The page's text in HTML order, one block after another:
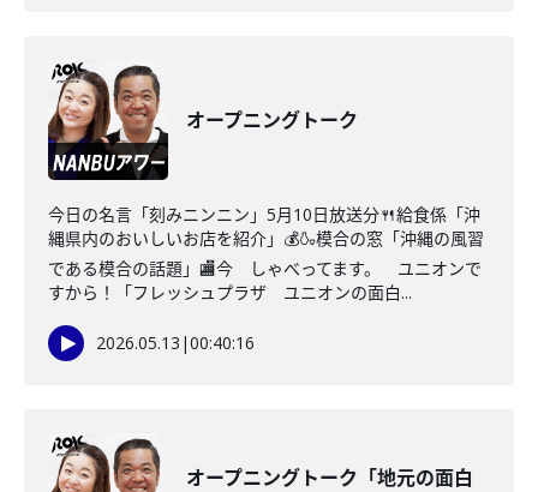
オープニングトーク
今日の名言「刻みニンニン」5月10日放送分🍴給食係「沖
縄県内のおいしいお店を紹介」💰🍶模合の窓「沖縄の風習
である模合の話題」🏬今 しゃべってます。 ユニオンで
すから！「フレッシュプラザ ユニオンの面白...
2026.05.13 |00:40:16
オープニングトーク「地元の面白